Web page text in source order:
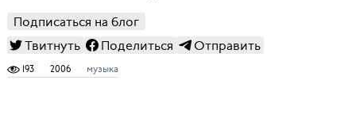
Подписаться на блог
Твитнуть
Поделиться Отправить
193 2006 музыка